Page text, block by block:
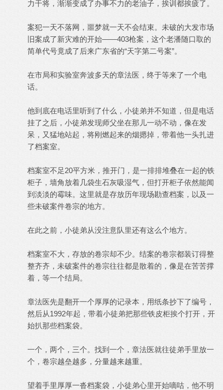
力干将，渐渐变成了办事不力的老油子，挨训都挨疲了。
案犯一天不落网，噩梦就一天不会结束。未破的大发市场
旧案成了新灾难的开始——403枪案，这个老潘随口取的
简单代号竟成了后来广东省的“天字第二号案”。
在市局和实验室奔波多天的章法医，终于等来了一个电
话。
他到底在电话里听到了什么，小徒弟并不知道，但是电话
挂了之后，小徒弟发现师父坐在那儿一动不动，像在发
呆，又猛地站起，将刚燃起来的烟摁掉，带着他一头扎进
了档案室。
档案室不足20平方米，推开门，是一排排堆叠在一起的铁
柜子，墙角放着几袋生石灰吸湿气，但打开柜子依然能闻
到淡淡的霉味。这里就是存放历年现场勘查档案，以及一
些未破案件卷宗的地方。
在此之前，小徒弟从没注意队里还有这么个地方。
档案室不大，存放的卷宗却不少。结案的卷宗都装订得整
整齐齐，未破案件的卷宗往往都是散着的，像是在苦苦撑
着，等一个结局。
章法医先是翻开一个厚厚的记录本，用纸条抄下了编号，
然后从1992年起，带着小徒弟把那些铁皮柜挨个打开，开
始扒那些档案袋。
一个，两个，三个。找到一个，章法医就往徒弟手里放一
个，卷宗越垒越多，分量越来越重。
望着手里厚厚一沓档案袋，小徒弟心里开始嘀咕，他不明